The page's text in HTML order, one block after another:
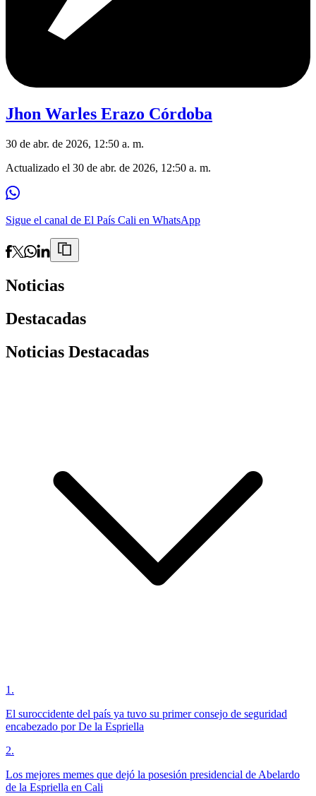
Jhon Warles Erazo Córdoba
30 de abr. de 2026, 12:50 a. m.
Actualizado el 30 de abr. de 2026, 12:50 a. m.
Sigue el canal de El País Cali en WhatsApp
Noticias
Destacadas
Noticias Destacadas
1 .
El suroccidente del país ya tuvo su primer consejo de seguridad
encabezado por De la Espriella
2.
Los mejores memes que dejó la posesión presidencial de Abelardo
de la Espriella en Cali